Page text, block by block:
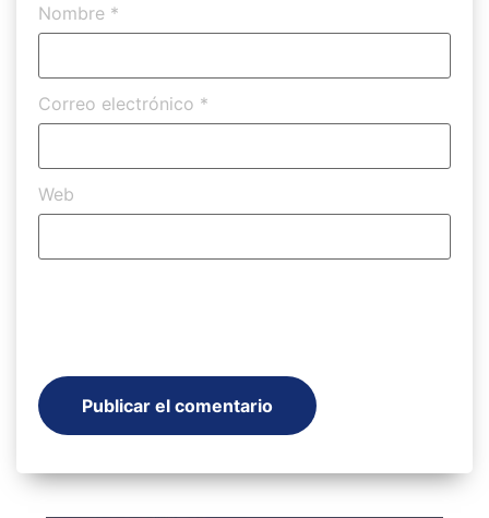
Nombre *
Correo electrónico *
Web